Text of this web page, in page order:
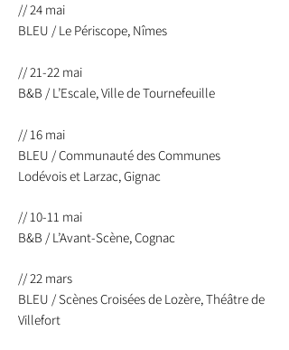
// 24 mai
BLEU / Le Périscope, Nîmes
// 21-22 mai
B&B / L’Escale, Ville de Tournefeuille
// 16 mai
BLEU / Communauté des Communes
Lodévois et Larzac, Gignac
// 10-11 mai
B&B / L’Avant-Scène, Cognac
// 22 mars
BLEU / Scènes Croisées de Lozère, Théâtre de
Villefort